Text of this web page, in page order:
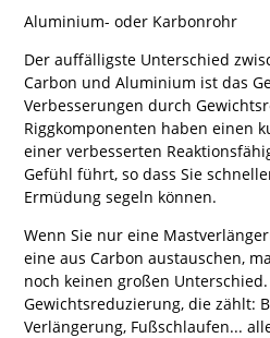
Aluminium- oder Karbonrohr
Der auffälligste Unterschied
Carbon und Aluminium ist das
Verbesserungen durch
Riggkomponenten haben einen
einer verbesserten
Gefühl führt, so dass Sie
Ermüdung segeln können.
Wenn Sie nur eine
eine aus Carbon austauschen,
noch keinen großen
Gewichtsreduzierung, die zählt:
Verlängerung, Fußschlaufen...